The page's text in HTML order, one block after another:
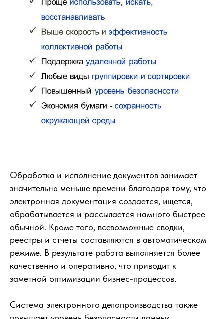
Обработка и исполнение документов занимает
значительно меньше времени благодаря тому, что
электронная документация создается, ищется,
обрабатывается и рассылается намного быстрее
обычной. Кроме того, всевозможные сводки,
реестры и отчеты составляются в автоматическом
режиме. В результате работа выполняется более
качественно и оперативно, что приводит к
заметной оптимизации бизнес-процессов.
Система электронного делопроизводства также